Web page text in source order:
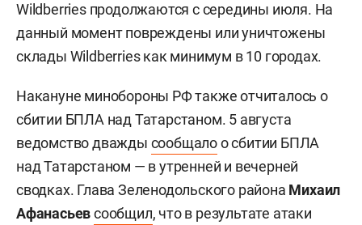
Wildberries продолжаются с середины июля. На
данный момент повреждены или уничтожены
склады Wildberries как минимум в 10 городах.
Накануне минобороны РФ также отчиталось о
сбитии БПЛА над Татарстаном. 5 августа
ведомство дважды сообщалоо сбитии БПЛА
над Татарстаном — в утренней и вечерней
сводках. Глава Зеленодольского района Михаил
Афанасьевсообщил, что в результате атаки